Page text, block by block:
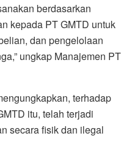
berdasarkan
kepada PT GMTD untuk
dan pengelolaan
ungkap Manajemen PT
terhadap
itu, telah terjadi
secara fisik dan ilegal